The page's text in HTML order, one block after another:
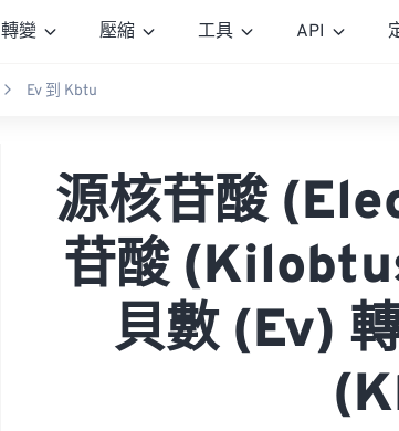
轉變 壓縮 工具 API
Ev 到 Kbtu
源核苷酸
苷酸
貝數 (Ev)